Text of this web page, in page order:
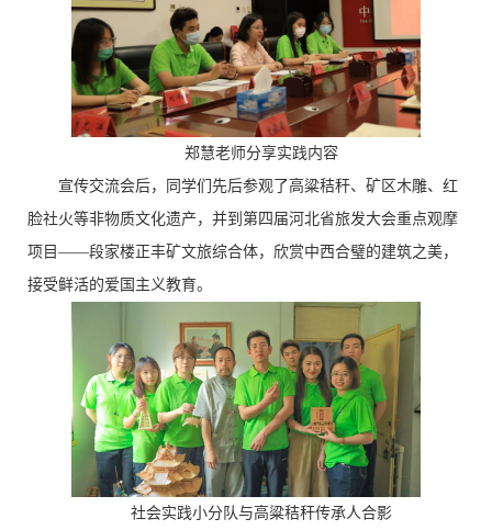
郑慧老师分享实践内容
宣传交流会后，同学们先后参观了高粱秸秆、矿区木雕、红
脸社火等非物质文化遗产，并到第四届河北省旅发大会重点观摩
项目——段家楼正丰矿文旅综合体，欣赏中西合璧的建筑之美，
接受鲜活的爱国主义教育。
社会实践小分队与高粱秸秆传承人合影